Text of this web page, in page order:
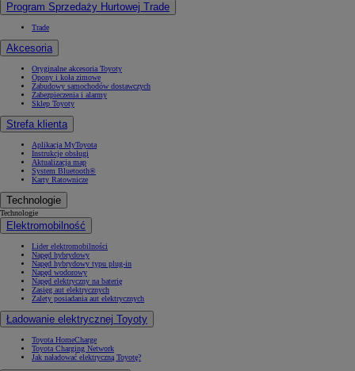
Program Sprzedaży Hurtowej Trade
Trade
Akcesoria
Oryginalne akcesoria Toyoty
Opony i koła zimowe
Zabudowy samochodów dostawczych
Zabezpieczenia i alarmy
Sklep Toyoty
Strefa klienta
Aplikacja MyToyota
Instrukcje obsługi
Aktualizacja map
System Bluetooth®
Karty Ratownicze
Technologie
Technologie
Elektromobilność
Lider elektromobilności
Napęd hybrydowy
Napęd hybrydowy typu plug-in
Napęd wodorowy
Napęd elektryczny na baterię
Zasięg aut elektrycznych
Zalety posiadania aut elektrycznych
Ładowanie elektrycznej Toyoty
Toyota HomeCharge
Toyota Charging Network
Jak naładować elektryczną Toyotę?